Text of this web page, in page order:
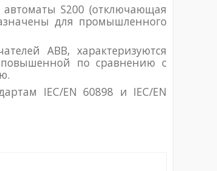
S200 (отключающая
для промышленного
ABB, характеризуются
по сравнению с
IEC/EN 60898 и IEC/EN